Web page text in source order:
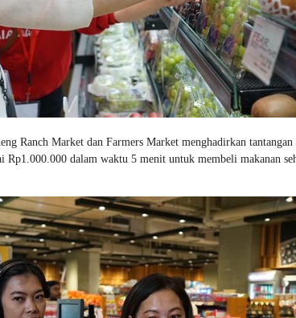
Ranch Market dan Farmers Market menghadirkan tantangan
Rp1.000.000 dalam waktu 5 menit untuk membeli makanan